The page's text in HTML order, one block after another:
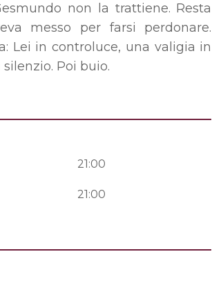
non la trattiene. Resta
messo per farsi perdonare.
Lei in controluce, una valigia in
Poi buio.
21:00
21:00